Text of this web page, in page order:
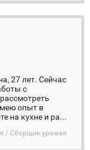
27 лет. Сейчас
с
опыт в
на кухне и ра...
/ Сборщик урожая